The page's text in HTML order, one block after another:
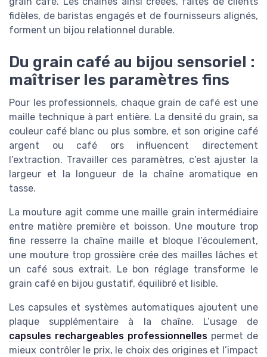
fidèles, de baristas engagés et de fournisseurs alignés,
forment un bijou relationnel durable.
Du grain café au bijou sensoriel :
maîtriser les paramètres fins
Pour les professionnels, chaque grain de café est une
maille technique à part entière. La densité du grain, sa
couleur café blanc ou plus sombre, et son origine café
argent ou café ors influencent directement
l’extraction. Travailler ces paramètres, c’est ajuster la
largeur et la longueur de la chaîne aromatique en
tasse.
La mouture agit comme une maille grain intermédiaire
entre matière première et boisson. Une mouture trop
fine resserre la chaîne maille et bloque l’écoulement,
une mouture trop grossière crée des mailles lâches et
un café sous extrait. Le bon réglage transforme le
grain café en bijou gustatif, équilibré et lisible.
Les capsules et systèmes automatiques ajoutent une
plaque supplémentaire à la chaîne. L’usage de
capsules rechargeables professionnelles permet de
mieux contrôler le prix, le choix des origines et l’impact